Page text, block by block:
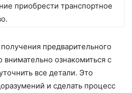
приобрести транспортное
предварительного
ознакомиться с
все детали. Это
и сделать процесс